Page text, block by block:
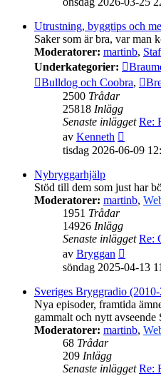
senaste
inlägget
Utrustning, byggtips och
Saker som är bra, var man
Moderatorer: martinb,
Underkategorier:
Bulldog och Coobra,
2500 Trådar
25818 Inlägg
Senaste inlägget Re:
av Kenneth
till
inlägget
tisdag 2026-06-09
Nybryggarhjälp
Stöd till dem som just har
Moderatorer: martinb,
1951 Trådar
14926 Inlägg
Senaste inlägget Re:
av Bryggan
till
senaste
inlägget
söndag 2025-04-13
Sveriges Bryggradio
Nya episoder, framtida
gammalt och nytt
Moderatorer: martinb,
68 Trådar
209 Inlägg
Senaste inlägget Re: